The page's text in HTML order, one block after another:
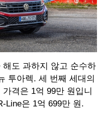
도 과하지 않고 순수하
투아렉. 세 번째 세대의
격은 1억 99만 원입니
Line은 1억 699만 원.